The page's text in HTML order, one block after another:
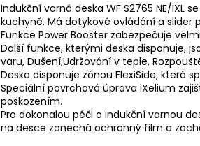
Indukční varná deska WF S2765 NE/IXL
kuchyně. Má dotykové ovládání a slider
Funkce Power Booster zabezpečuje
Další funkce, kterými deska disponuje,
varu, Dušení,Udržování v teple,
Deska disponuje zónou FlexiSide, která
Speciální povrchová úprava iXelium
poškozením.
Pro dokonalou péči o indukční varnou
na desce zanechá ochranný film a